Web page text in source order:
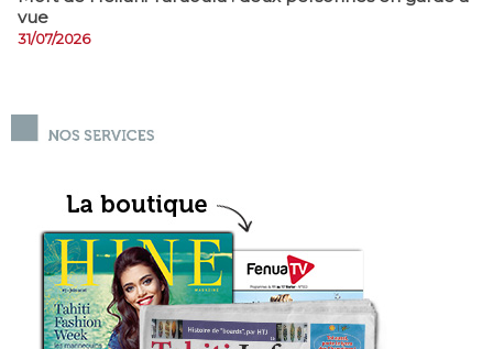
vue
31/07/2026